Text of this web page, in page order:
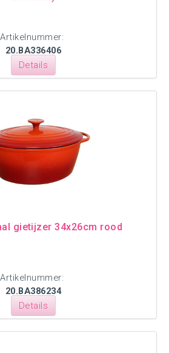
Artikelnummer:
20.BA336406
Details
gietijzer 34x26cm rood
Artikelnummer:
20.BA386234
Details